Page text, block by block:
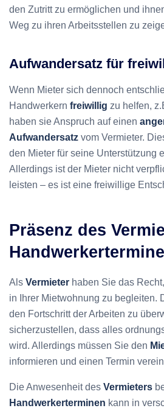
den Zutritt zu ermöglichen und
Weg zu ihren Arbeitsstellen zu
Aufwandersatz für
Wenn Mieter sich dennoch
Handwerkern freiwillig zu helfen,
haben sie Anspruch auf einen
Aufwandersatz vom Vermieter.
den Mieter für seine Unterstützung
Allerdings ist der Mieter nicht
leisten – es ist eine freiwillige
Präsenz des
Als Vermieter haben Sie das Recht,
in Ihrer Mietwohnung zu begleiten.
den Fortschritt der Arbeiten zu
sicherzustellen, dass alles
wird. Allerdings müssen Sie den
informieren und einen Termin
Die Anwesenheit des Vermieters
Handwerkerterminen kann in